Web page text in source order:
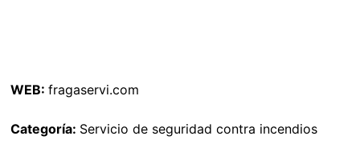
WEB: fragaservi.com
Categoría: Servicio de seguridad contra incendios